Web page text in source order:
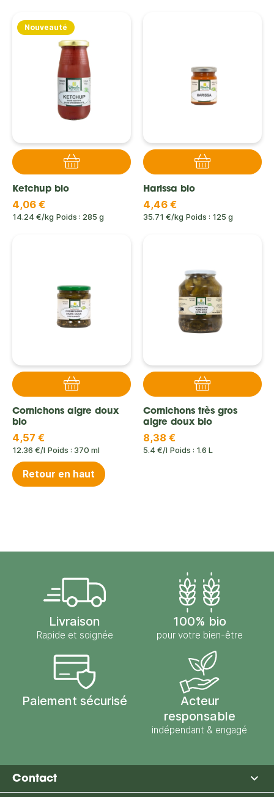
Nouveauté
Ketchup bio
4,06 €
14.24 €/kg Poids : 285 g
Harissa bio
4,46 €
35.71 €/kg Poids : 125 g
Cornichons aigre doux
bio
4,57 €
12.36 €/l Poids : 370 ml
Cornichons très gros
aigre doux bio
8,38 €
5.4 €/l Poids : 1.6 L
Retour en haut
Livraison
Rapide et soignée
100% bio
pour votre bien-être
Paiement sécurisé
Acteur
responsable
indépendant & engagé
Contact 